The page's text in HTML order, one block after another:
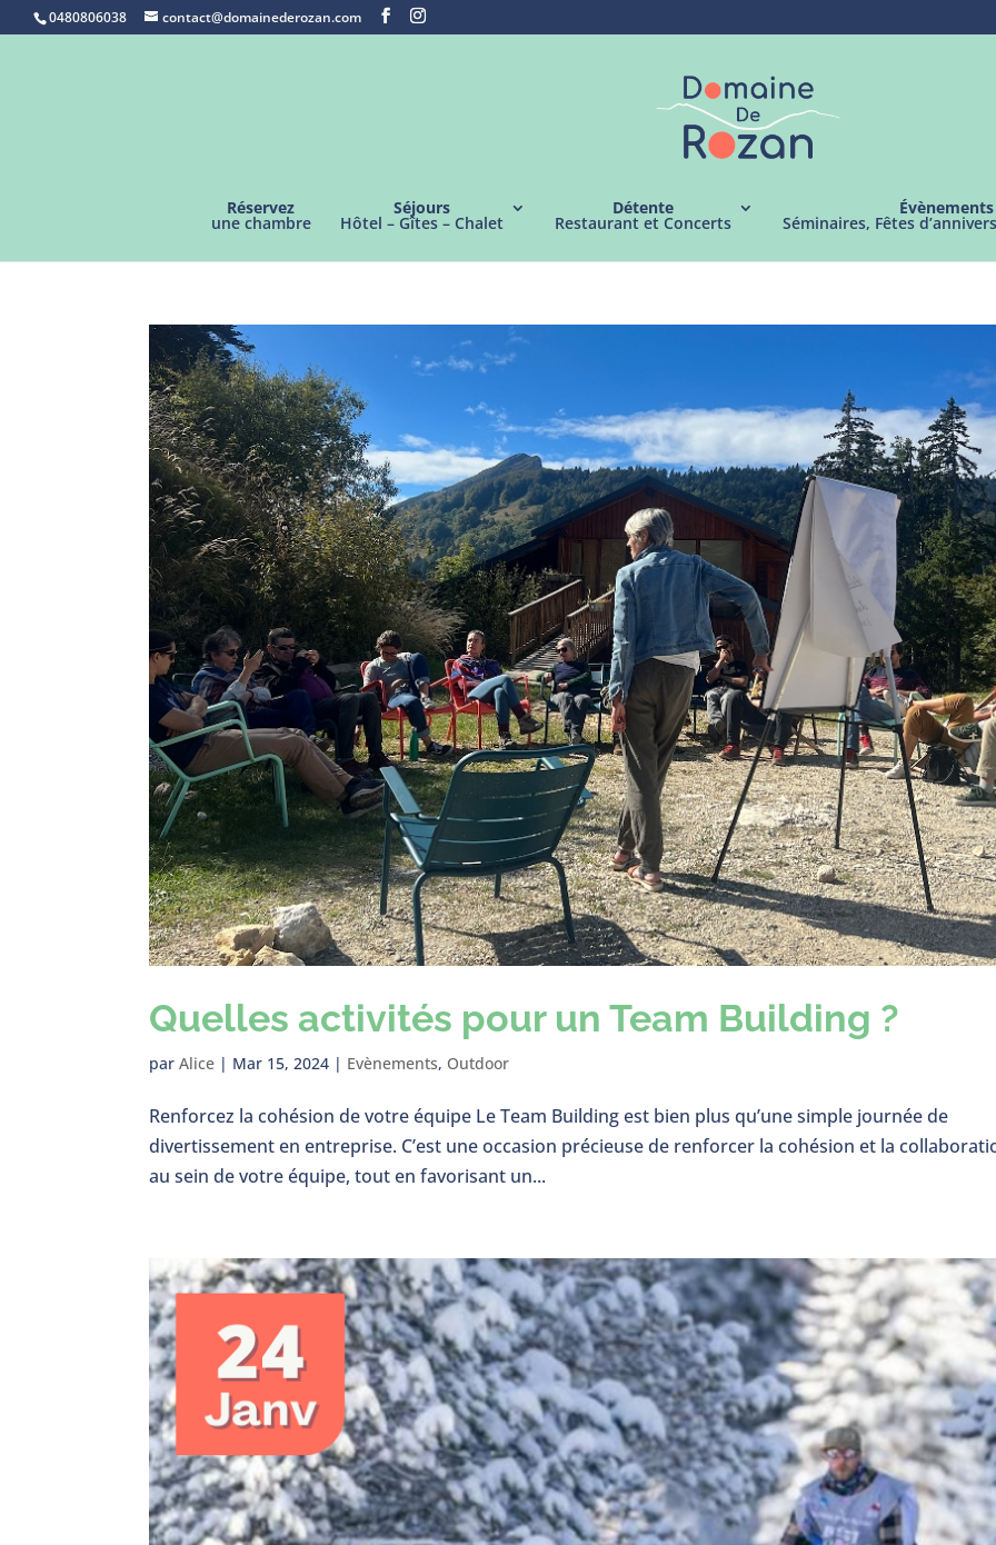
0480806038 contact@domainederozan.com
Réservez
une chambre
Séjours
Hôtel – Gîtes – Chalet
Détente
Restaurant et Concerts
Évènements
Séminaires, Fêtes
Quelles activités pour un Team Building ?
parAlice | Mar 15, 2024 | Evènements, Outdoor
Renforcez la cohésion de votre équipe Le Team Building est bien plus qu’une simple journée de
divertissement en entreprise. C’est une occasion précieuse de renforcer la cohésion et la
au sein de votre équipe, tout en favorisant un...